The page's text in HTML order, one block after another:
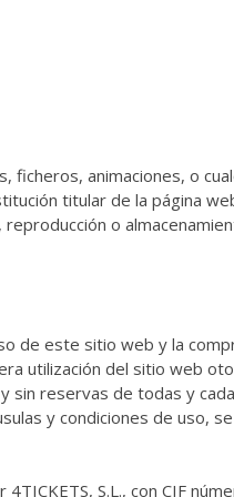
ficheros, animaciones, o
titular de la página
o
de este sitio web y la
utilización del sitio web
sin reservas de todas y
y condiciones de uso,
S.L., con CIF